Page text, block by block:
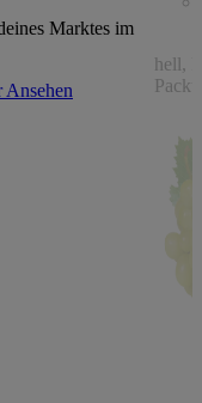
Marktes im
Ansehen
hell,